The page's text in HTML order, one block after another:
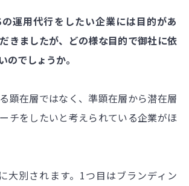
運用代行をしたい企業には目的があ
きましたが、どの様な目的で御社に依
のでしょうか。
顕在層ではなく、準顕在層から潜在層
チをしたいと考えられている企業がほ
大別されます。1つ目はブランディン